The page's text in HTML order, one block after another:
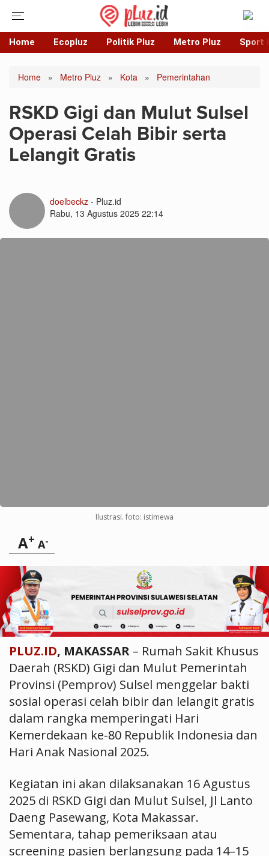
Home Ecopluz Politik Pluz Metro Pluz Sport
Home » Metro Pluz » Kota » Pemerintahan
RSKD Gigi dan Mulut Sulsel
Operasi Celah Bibir serta
Lelangit Gratis
doelbeckz - Pluz.id
Rabu, 13 Agustus 2025 22:14
Ilustrasi. foto: istimewa
A+ A-
PLUZ.ID, MAKASSAR – Rumah Sakit Khusus
Daerah (RSKD) Gigi dan Mulut Pemerintah
Provinsi (Pemprov) Sulsel menggelar bakti
sosial operasi celah bibir dan lelangit gratis
dalam rangka memperingati Hari
Kemerdekaan ke-80 Republik Indonesia dan
Hari Anak Nasional 2025.
Kegiatan ini akan dilaksanakan 16 Agustus
2025 di RSKD Gigi dan Mulut Sulsel, Jl Lanto
Daeng Pasewang, Kota Makassar.
Sementara, tahap pemeriksaan atau
screening pasien berlangsung pada 14–15